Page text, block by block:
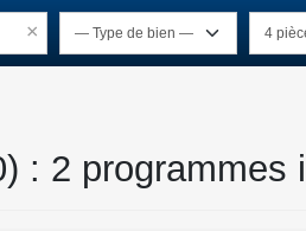
×
: 2 programmes